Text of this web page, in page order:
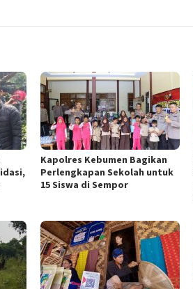
Kapolres Kebumen Bagikan
Perlengkapan Sekolah untuk
15 Siswa di Sempor